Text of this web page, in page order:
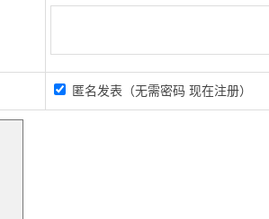
匿名发表（无需密码 现在注册）